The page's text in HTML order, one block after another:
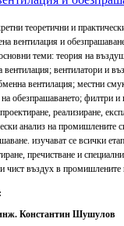
теоретични и
вентилация и
теми: теория на
вентилация; вентилатори и
вентилация; местни
обезпрашаването; филтри и
реализиране,
анализ на промишлените
изучават се всички
пречистване и
чист въздух в промишлените
Константин Шушулов